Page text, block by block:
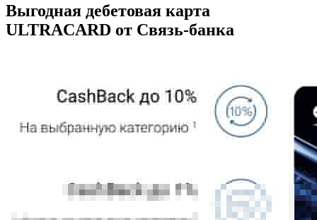
Выгодная дебетовая карта
ULTRACARD от Связь-банка